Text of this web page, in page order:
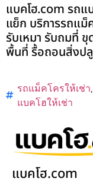
แบคโฮ.com รถแบ
แย็ก บริการรถแม็
รับเหมา รับถมที่ ขุ
พื้นที่ รื้อถอนสิ่งปลู
รถแม็คโครให้เช่า,
แบคโฮให้เช่า
แบคโฮ.com